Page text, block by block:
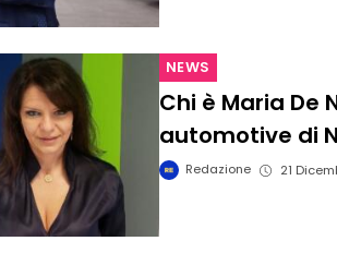
NEWS
Chi è Maria De
automotive di
Redazione 21